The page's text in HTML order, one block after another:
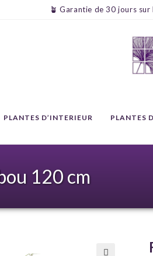
🪴 Garantie de 30 jours
PLANTES D’INTERIEUR PLANTES
120 cm